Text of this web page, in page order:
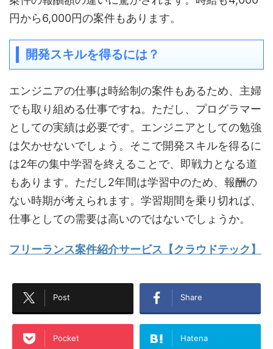
円から6,000円の案件もあります。
開発スキルを得るには？
エンジニアの仕事は時給制の案件もあるため、主婦
でも取り組める仕事ですね。ただし、プログラマー
としての実績は必要です。エンジニアとしての勉強
は欠かせないでしょう。そこで開発スキルを得るに
は2年の集中学習を終えることで、即戦力となる道
もあります。ただし2年間は学習中のため、報酬の
ない時期が考えられます。学習期間を乗り切れば、
仕事としての需要は高いのではないでしょうか。
フリーランス案件紹介サービス【クラウドテック】
Post Share
Pocket Hatena